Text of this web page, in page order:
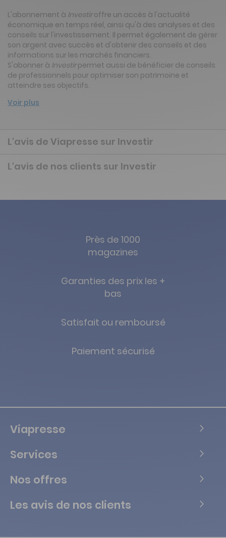
L'abonnement à Investiroffre un accès à l'actualité
économique en temps réel, ainsi qu'à des analyses et des
conseils sur l'investissement. Il permet également de gérer
son argent avec succès et d'obtenir des conseils et des
informations sur les marchés financiers.
S'abonner à Investirpermet aussi de bénéficier de conseils
de professionnels pour optimiser son patrimoine et
atteindre ses objectifs.
Voir plus
L'avis de Viapresse sur Investir
L'avis de nos clients sur Investir
Près de 1000
magazines
Garanties des prix les +
bas
Satisfait ou remboursé
Paiement sécurisé
Viapresse
Services
Nos offres
Les avis de nos clients